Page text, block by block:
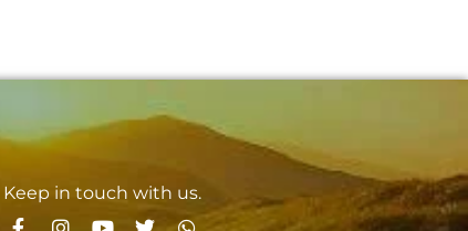
Keep in touch with us.